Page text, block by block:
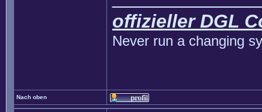
offizieller DGL
Never run a changing
Nach oben